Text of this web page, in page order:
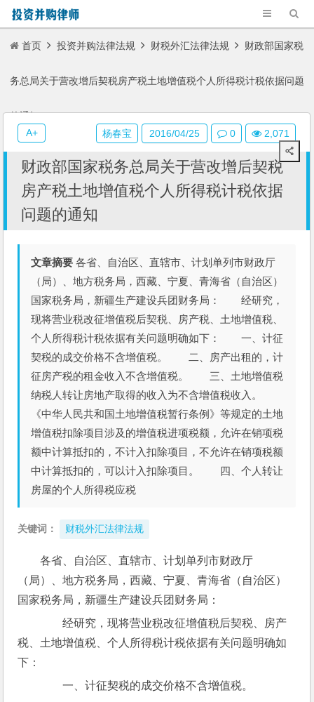
首页 投资并购法律法规 财税外汇法律法规 财政部国家税
务总局关于营改增后契税房产税土地增值税个人所得税计税依据问题
的通知
财政部国家税务总局关于营改增后契税
房产税土地增值税个人所得税计税依据
问题的通知
文章摘要 各省、自治区、直辖市、计划单列市财政厅
（局）、地方税务局，西藏、宁夏、青海省（自治区）
国家税务局，新疆生产建设兵团财务局： 经研究，
现将营业税改征增值税后契税、房产税、土地增值税、
个人所得税计税依据有关问题明确如下： 一、计征
契税的成交价格不含增值税。 二、房产出租的，计
征房产税的租金收入不含增值税。 三、土地增值税
纳税人转让房地产取得的收入为不含增值税收入。
《中华人民共和国土地增值税暂行条例》等规定的土地
增值税扣除项目涉及的增值税进项税额，允许在销项税
额中计算抵扣的，不计入扣除项目，不允许在销项税额
中计算抵扣的，可以计入扣除项目。 四、个人转让
房屋的个人所得税应税
关键词： 财税外汇法律法规
各省、自治区、直辖市、计划单列市财政厅
（局）、地方税务局，西藏、宁夏、青海省（自治区）
国家税务局，新疆生产建设兵团财务局：
经研究，现将营业税改征增值税后契税、房产
税、土地增值税、个人所得税计税依据有关问题明确如
下：
一、计征契税的成交价格不含增值税。
杨春宝 2016/04/25 0 2,071
A+